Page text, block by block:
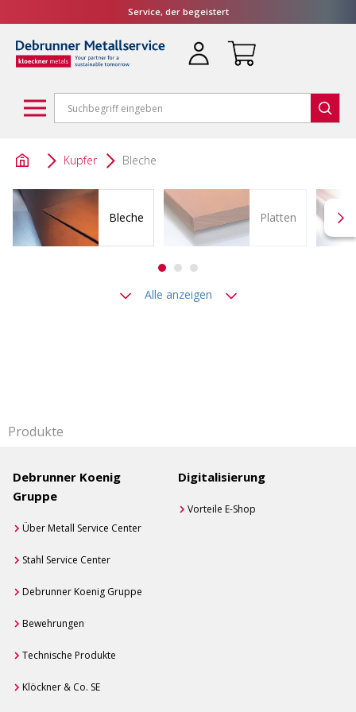
Service, der begeistert
Kupfer Bleche
Bleche Platten
Alle anzeigen
Produkte
Debrunner Koenig
Gruppe
Über Metall Service Center
Stahl Service Center
Debrunner Koenig Gruppe
Bewehrungen
Technische Produkte
Klöckner & Co. SE
Digitalisierung
Vorteile E-Shop